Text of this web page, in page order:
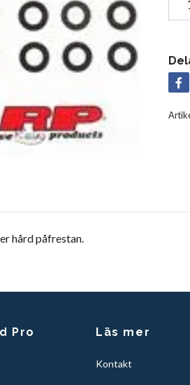
hård påfrestan.
Pro Läs mer
Kontakt